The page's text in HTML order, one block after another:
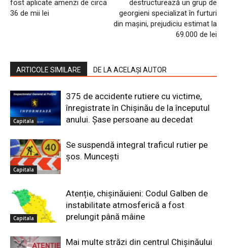
fost aplicate amenzi de circa
36 de mii lei
destructurează un grup de
georgieni specializat în furturi
din mașini, prejudiciu estimat la
69.000 de lei
ARTICOLE SIMILARE DE LA ACELAȘI AUTOR
Capitala
375 de accidente rutiere cu victime,
înregistrate în Chișinău de la începutul
anului. Șase persoane au decedat
Capitala
Se suspendă integral traficul rutier pe
șos. Muncești
Capitala
Atenție, chișinăuieni: Codul Galben de
instabilitate atmosferică a fost
prelungit până mâine
Mai multe străzi din centrul Chișinăului